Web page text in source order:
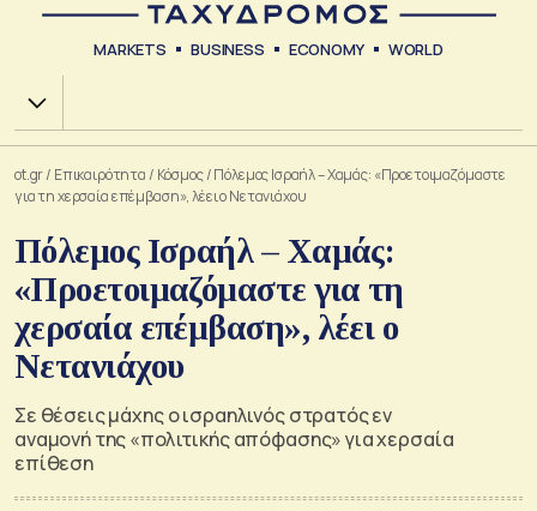
MARKETS BUSINESS ECONOMY WORLD
Χ.Α.
ot.gr/ Επικαιρότητα / Κόσμος/Πόλεμος Ισραήλ – Χαμάς: «Προετοιμαζόμαστε
για τη χερσαία επέμβαση», λέει ο Νετανιάχου
Πόλεμος Ισραήλ – Χαμάς:
«Προετοιμαζόμαστε για τη
χερσαία επέμβαση», λέει ο
Νετανιάχου
Σε θέσεις μάχης ο ισραηλινός στρατός εν
αναμονή της «πολιτικής απόφασης» για χερσαία
επίθεση